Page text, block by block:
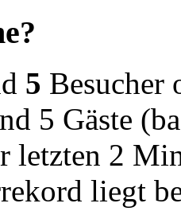
5 Besucher
5 Gäste
letzten 2
liegt